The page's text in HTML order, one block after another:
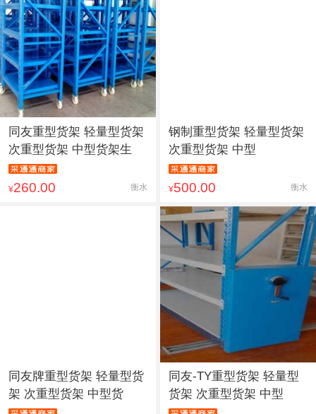
同友重型货架 轻量型货架
次重型货架 中型货架生
¥260.00 衡水
钢制重型货架 轻量型货架
次重型货架 中型
¥500.00 衡水
同友牌重型货架 轻量型货
架 次重型货架 中型货
同友-TY重型货架 轻量型
货架 次重型货架 中型